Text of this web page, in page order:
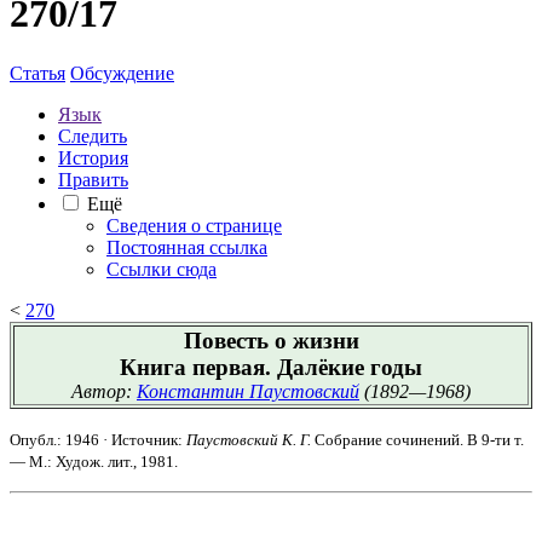
270/17
Статья Обсуждение
Язык
Следить
История
Править
Ещё
Сведения о странице
Постоянная ссылка
Ссылки сюда
< 270
Повесть о жизни
Книга первая. Далёкие годы
Автор: Константин Паустовский (1892—1968)
Опубл.: 1946 · Источник: Паустовский К. Г. Собрание сочинений. В 9-ти т.
— М.: Худож. лит., 1981.